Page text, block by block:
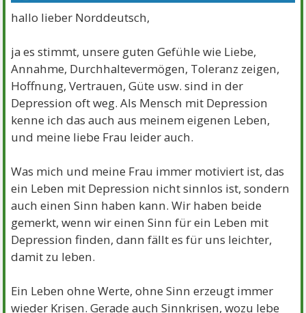
hallo lieber Norddeutsch,
ja es stimmt, unsere guten Gefühle wie Liebe,
Annahme, Durchhaltevermögen, Toleranz zeigen,
Hoffnung, Vertrauen, Güte usw. sind in der
Depression oft weg. Als Mensch mit Depression
kenne ich das auch aus meinem eigenen Leben,
und meine liebe Frau leider auch.
Was mich und meine Frau immer motiviert ist, das
ein Leben mit Depression nicht sinnlos ist, sondern
auch einen Sinn haben kann. Wir haben beide
gemerkt, wenn wir einen Sinn für ein Leben mit
Depression finden, dann fällt es für uns leichter,
damit zu leben.
Ein Leben ohne Werte, ohne Sinn erzeugt immer
wieder Krisen. Gerade auch Sinnkrisen, wozu lebe